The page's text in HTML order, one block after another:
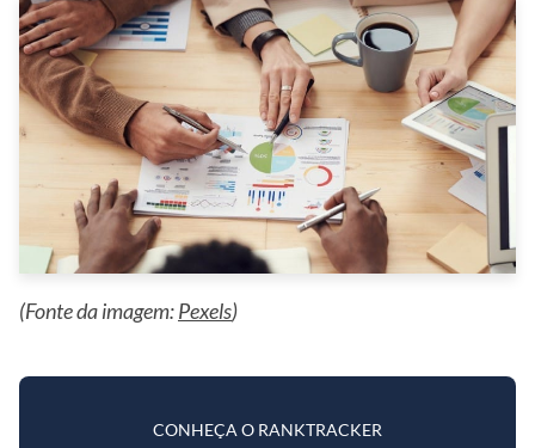
(Fonte da imagem:Pexels)
CONHEÇA O RANKTRACKER